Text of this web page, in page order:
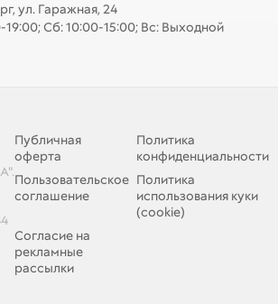
ул. Гаражная, 24
19:00; Сб: 10:00-15:00; Вс: Выходной
Публичная
оферта
Политика
конфиденциальности
Пользовательское
соглашение
Политика
использования куки
(cookie)
Согласие на
рекламные
рассылки